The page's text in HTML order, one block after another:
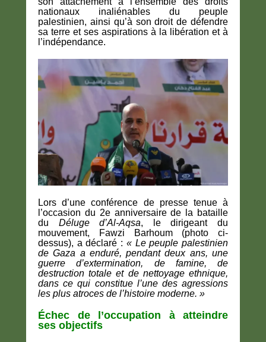
nationaux inaliénables du peuple
palestinien, ainsi qu’à son droit de défendre
sa terre et ses aspirations à la libération et à
l’indépendance.
Lors d’une conférence de presse tenue à
l’occasion du 2e anniversaire de la bataille
du Déluge d’Al-Aqsa, le dirigeant du
mouvement, Fawzi Barhoum (photo ci-
dessus), a déclaré : « Le peuple palestinien
de Gaza a enduré, pendant deux ans, une
guerre d’extermination, de famine, de
destruction totale et de nettoyage ethnique,
dans ce qui constitue l’une des agressions
les plus atroces de l’histoire moderne. »
Échec de l’occupation à atteindre
ses objectifs